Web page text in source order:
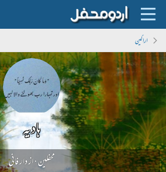
اراکین
ہادیہ
محفلین·ازدار فانی